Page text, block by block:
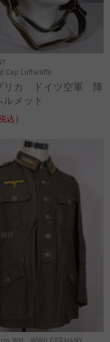
Cap Luftwaffe
リカ ドイツ空軍 降
メット
込）